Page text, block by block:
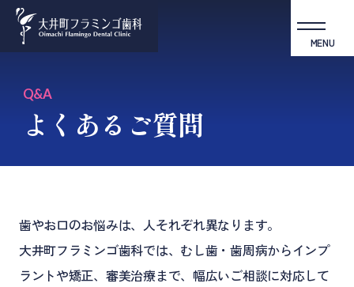
MENU
Q&A
よくあるご質問
歯やお口のお悩みは、人それぞれ異なります。
大井町フラミンゴ歯科では、むし歯・歯周病からインプ
ラントや矯正、審美治療まで、幅広いご相談に対応して